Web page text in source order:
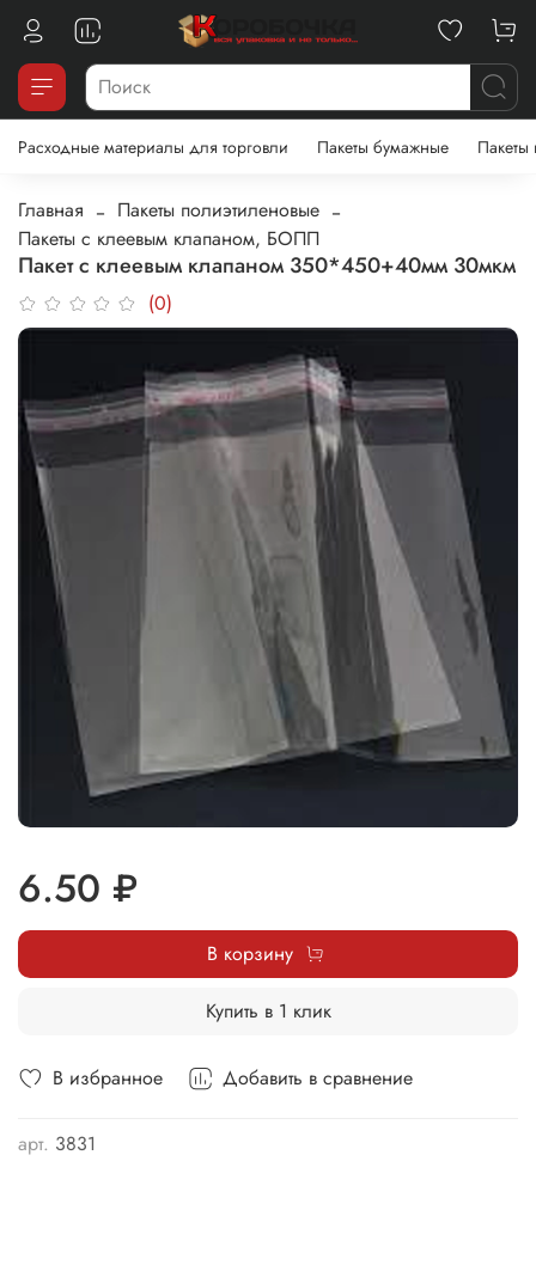
Расходные материалы для торговли Пакеты бумажные Пакеты
Главная
Пакеты полиэтиленовые
Пакеты с клеевым клапаном, БОПП
Пакет с клеевым клапаном 350*450+40мм 30мкм
(0)
В избранное Добавить в сравнение
арт. 3831
6.50 ₽
В корзину
Купить в 1 клик